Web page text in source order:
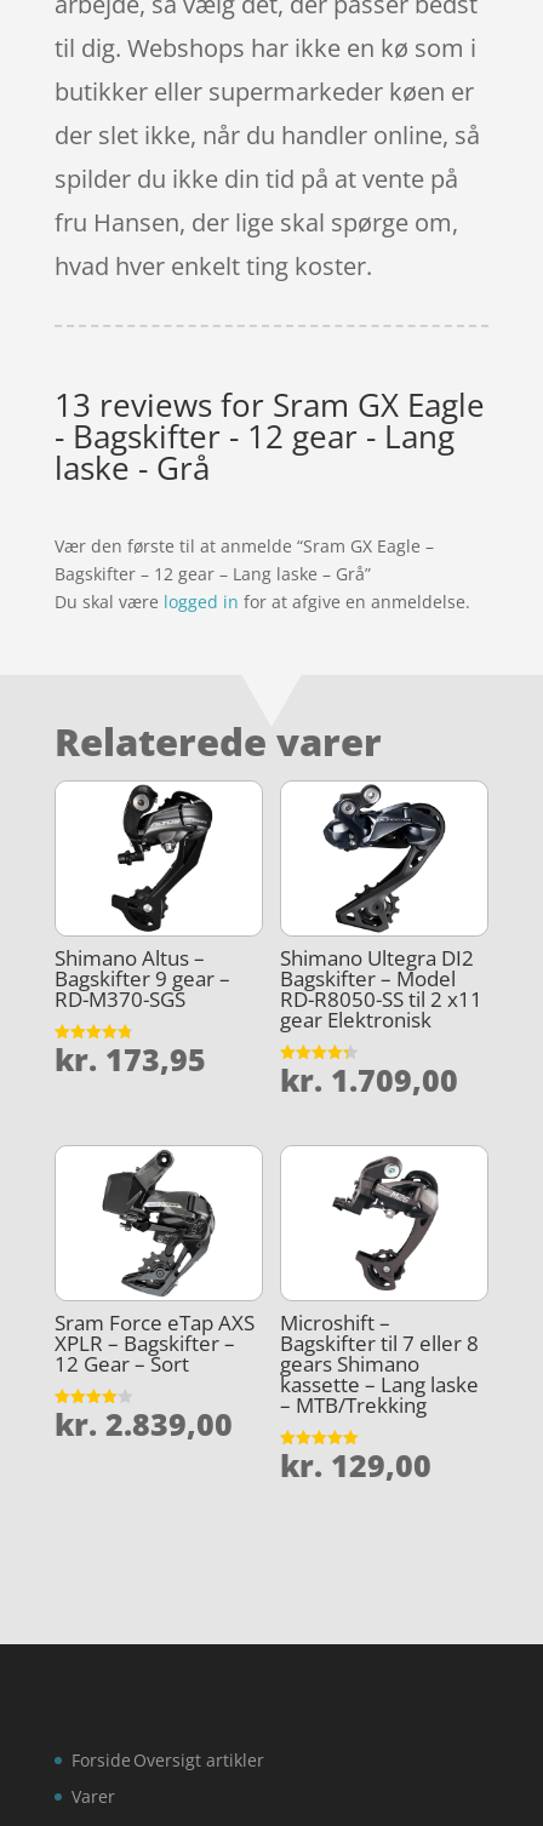
til dig. Webshops har ikke en kø som i
butikker eller supermarkeder køen er
der slet ikke, når du handler online, så
spilder du ikke din tid på at vente på
fru Hansen, der lige skal spørge om,
hvad hver enkelt ting koster.
13 reviews for Sram GX Eagle
- Bagskifter - 12 gear - Lang
laske - Grå
Vær den første til at anmelde “Sram GX Eagle –
Bagskifter – 12 gear – Lang laske – Grå”
Du skal være logged in for at afgive en anmeldelse.
Relaterede varer
Shimano Altus –
Bagskifter 9 gear –
RD-M370-SGS
Vurderet
4.8
kr. 173,95
Shimano Ultegra DI2
Bagskifter – Model
RD-R8050-SS til 2 x11
gear Elektronisk
Vurderet
4.3
kr. 1.709,00
Sram Force eTap AXS
XPLR – Bagskifter –
12 Gear – Sort
Vurderet
4
kr. 2.839,00
Microshift –
Bagskifter til 7 eller 8
gears Shimano
kassette – Lang laske
– MTB/Trekking
Vurderet
4.9
kr. 129,00
Forside
Varer
Oversigt artikler